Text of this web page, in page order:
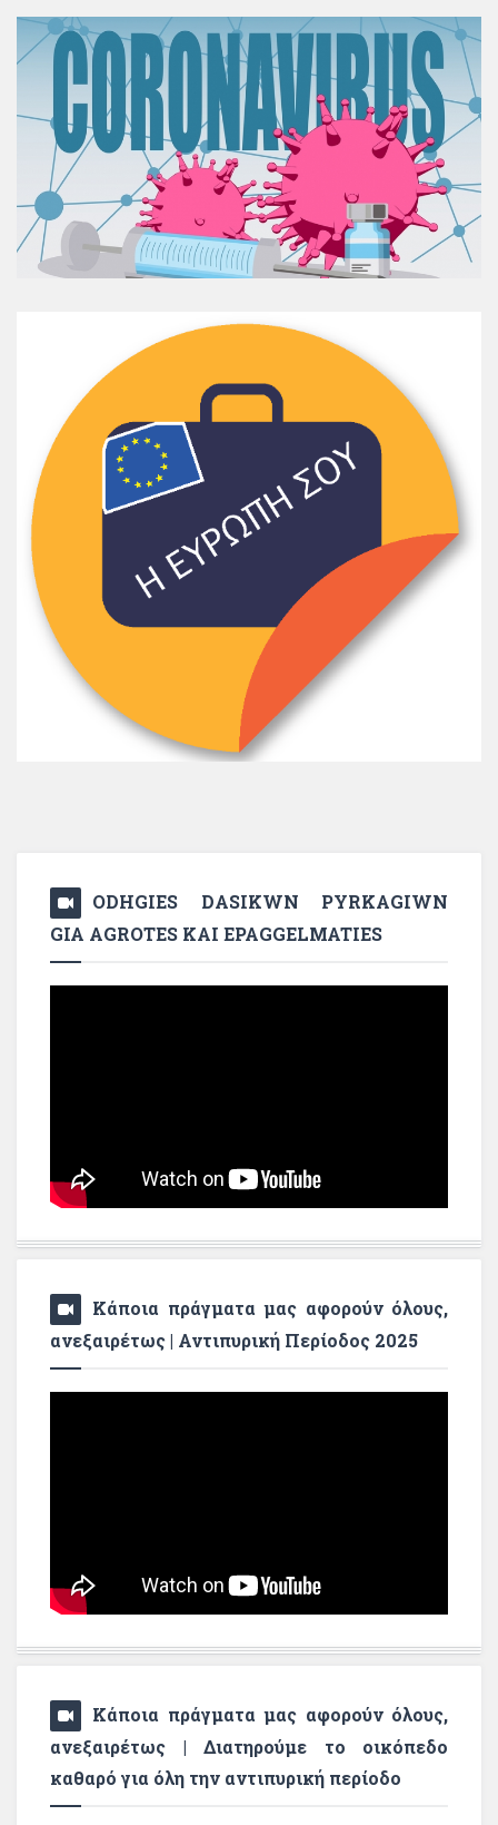
ODHGIES DASIKWN PYRKAGIWN
GIA AGROTES KAI EPAGGELMATIES
Κάποια πράγματα μας αφορούν όλους,
ανεξαιρέτως | Αντιπυρική Περίοδος 2025
Κάποια πράγματα μας αφορούν όλους,
ανεξαιρέτως | Διατηρούμε το οικόπεδο
καθαρό για όλη την αντιπυρική περίοδο